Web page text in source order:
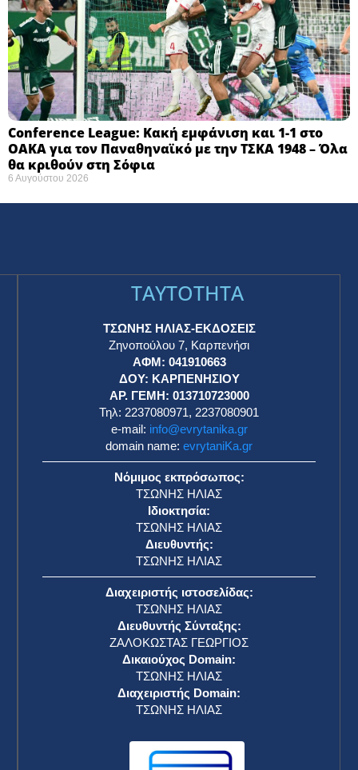
Conference League: Κακή εμφάνιση και 1-1 στο
ΟΑΚΑ για τον Παναθηναϊκό με την ΤΣΚΑ 1948 – Όλα
θα κριθούν στη Σόφια ​
6 Αυγούστου 2026
TAYTOTHTA
ΤΣΩΝΗΣ ΗΛΙΑΣ-ΕΚΔΟΣΕΙΣ
Ζηνοπούλου 7, Καρπενήσι
ΑΦΜ: 041910663
ΔΟΥ: ΚΑΡΠΕΝΗΣΙΟΥ
ΑΡ. ΓΕΜΗ: 013710723000
Τηλ: 2237080971, 2237080901
e-mail: info@evrytanika.gr
domain name: evrytaniKa.gr
Νόμιμος εκπρόσωπος:
ΤΣΩΝΗΣ ΗΛΙΑΣ
Ιδιοκτησία:
ΤΣΩΝΗΣ ΗΛΙΑΣ
Διευθυντής:
ΤΣΩΝΗΣ ΗΛΙΑΣ
Διαχειριστής ιστοσελίδας:
ΤΣΩΝΗΣ ΗΛΙΑΣ
Διευθυντής Σύνταξης:
ΖΑΛΟΚΩΣΤΑΣ ΓΕΩΡΓΙΟΣ
Δικαιούχος Domain:
ΤΣΩΝΗΣ ΗΛΙΑΣ
Διαχειριστής Domain:
ΤΣΩΝΗΣ ΗΛΙΑΣ